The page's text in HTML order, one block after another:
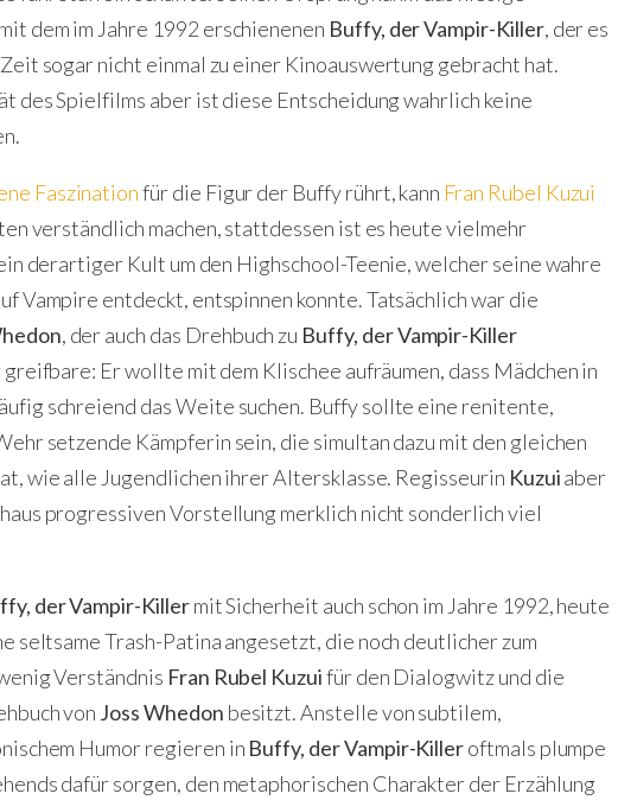
dem im Jahre 1992 erschienenen Buffy, der Vampir-Killer, der es
sogar nicht einmal zu einer Kinoauswertung gebracht hat.
des Spielfilms aber ist diese Entscheidung wahrlich keine
Faszinationfür die Figur der Buffy rührt, kann Fran Rubel Kuzui
verständlich machen, stattdessen ist es heute vielmehr
derartiger Kult um den Highschool-Teenie, welcher seine wahre
Vampire entdeckt, entspinnen konnte. Tatsächlich war die
, der auch das Drehbuch zu Buffy, der Vampir-Killer
Er wollte mit dem Klischee aufräumen, dass Mädchen in
schreiend das Weite suchen. Buffy sollte eine renitente,
setzende Kämpferin sein, die simultan dazu mit den gleichen
wie alle Jugendlichen ihrer Altersklasse. Regisseurin Kuzuiaber
progressiven Vorstellung merklich nicht sonderlich viel
der Vampir-Killermit Sicherheit auch schon im Jahre 1992, heute
seltsame Trash-Patina angesetzt, die noch deutlicher zum
Verständnis Fran Rubel Kuzuifür den Dialogwitz und die
von Joss Whedon besitzt. Anstelle von subtilem,
Humor regieren in Buffy, der Vampir-Killeroftmals plumpe
dafür sorgen, den metaphorischen Charakter der Erzählung